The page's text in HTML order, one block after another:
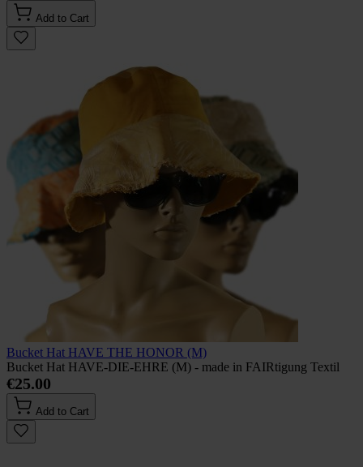
Add to Cart
Bucket Hat HAVE THE HONOR (M)
Bucket Hat HAVE-DIE-EHRE (M) - made in FAIRtigung Textil
€25.00
Add to Cart